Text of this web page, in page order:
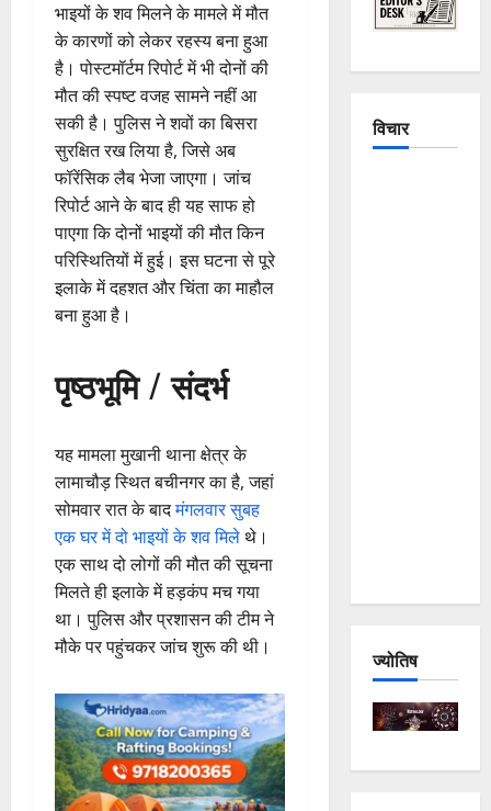
भाइयों के शव मिलने के मामले में मौत
के कारणों को लेकर रहस्य बना हुआ
है। पोस्टमॉर्टम रिपोर्ट में भी दोनों की
मौत की स्पष्ट वजह सामने नहीं आ
सकी है। पुलिस ने शवों का बिसरा
सुरक्षित रख लिया है, जिसे अब
फॉरेंसिक लैब भेजा जाएगा। जांच
रिपोर्ट आने के बाद ही यह साफ हो
पाएगा कि दोनों भाइयों की मौत किन
परिस्थितियों में हुई। इस घटना से पूरे
इलाके में दहशत और चिंता का माहौल
बना हुआ है।
पृष्ठभूमि / संदर्भ
यह मामला मुखानी थाना क्षेत्र के
लामाचौड़ स्थित बचीनगर का है, जहां
सोमवार रात के बादमंगलवार सुबह
एक घर में दो भाइयों के शव मिलेथे।
एक साथ दो लोगों की मौत की सूचना
मिलते ही इलाके में हड़कंप मच गया
था। पुलिस और प्रशासन की टीम ने
मौके पर पहुंचकर जांच शुरू की थी।
विचार
ज्योतिष